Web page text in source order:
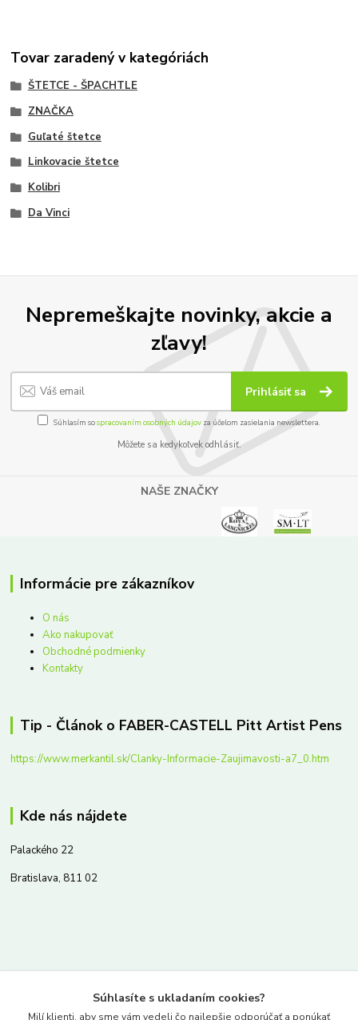
Tovar zaradený v kategóriách
ŠTETCE - ŠPACHTLE
ZNAČKA
Guľaté štetce
Linkovacie štetce
Kolibri
Da Vinci
Nepremeškajte novinky, akcie a
zľavy!
Prihlásiť sa
Súhlasím sospracovaním osobných údajov za účelom zasielania newslettera.
Môžete sa kedykoľvek odhlásiť.
NAŠE ZNAČKY
Informácie pre zákazníkov
O nás
Ako nakupovať
Obchodné podmienky
Kontakty
Tip - Článok o FABER-CASTELL Pitt Artist Pens
https://www.merkantil.sk/Clanky-Informacie-Zaujimavosti-a7_0.htm
Kde nás nájdete
Palackého 22
Bratislava, 811 02
www.merkantil.sk
Súhlasíte s ukladaním cookies?
Milí klienti, aby sme vám vedeli čo najlepšie odporúčať a ponúkať